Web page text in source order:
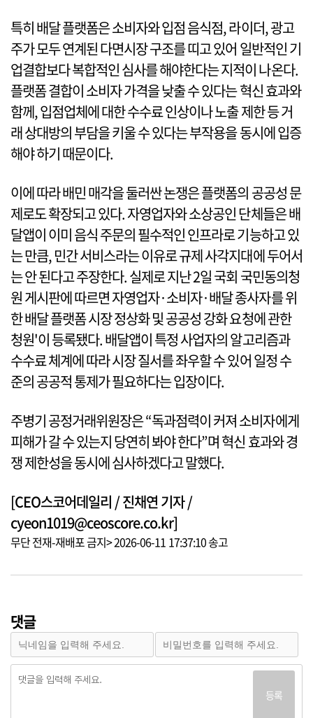
특히 배달 플랫폼은 소비자와 입점 음식점, 라이더, 광고
주가 모두 연계된 다면시장 구조를 띠고 있어 일반적인 기
업결합보다 복합적인 심사를 해야한다는 지적이 나온다.
플랫폼 결합이 소비자 가격을 낮출 수 있다는 혁신 효과와
함께, 입점업체에 대한 수수료 인상이나 노출 제한 등 거
래 상대방의 부담을 키울 수 있다는 부작용을 동시에 입증
해야 하기 때문이다.
이에 따라 배민 매각을 둘러싼 논쟁은 플랫폼의 공공성 문
제로도 확장되고 있다. 자영업자와 소상공인 단체들은 배
달앱이 이미 음식 주문의 필수적인 인프라로 기능하고 있
는 만큼, 민간 서비스라는 이유로 규제 사각지대에 두어서
는 안 된다고 주장한다. 실제로 지난 2일 국회 국민동의청
원 게시판에 따르면 자영업자·소비자·배달 종사자를 위
한 배달 플랫폼 시장 정상화 및 공공성 강화 요청에 관한
청원'이 등록됐다. 배달앱이 특정 사업자의 알고리즘과
수수료 체계에 따라 시장 질서를 좌우할 수 있어 일정 수
준의 공공적 통제가 필요하다는 입장이다.
주병기 공정거래위원장은 “독과점력이 커져 소비자에게
피해가 갈 수 있는지 당연히 봐야 한다”며 혁신 효과와 경
쟁 제한성을 동시에 심사하겠다고 말했다.
[CEO스코어데일리 / 진채연 기자 /
cyeon1019@ceoscore.co.kr]
무단 전재-재배포 금지> 2026-06-11 17:37:10 송고
댓글
등록